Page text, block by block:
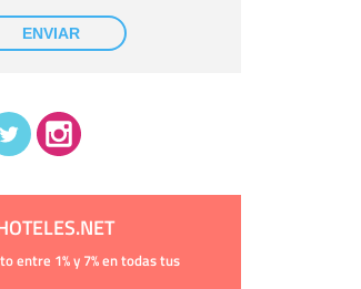
previo, que podrá
la casilla correspondiente
carácter general, sólo el
a saber qué
sobre usted, corregirla y
se explica en la
disponible en nuestra
y detallada sobre cómo
ENVIAR
entre 1% y 7% en todas tus